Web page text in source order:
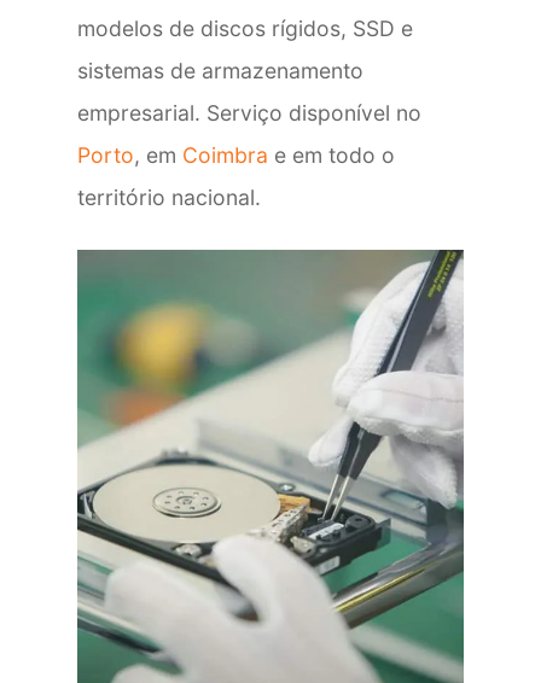
modelos de discos rígidos, SSD e
sistemas de armazenamento
empresarial. Serviço disponível no
Porto, em Coimbra e em todo o
território nacional.